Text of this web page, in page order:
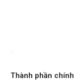
Thành phần chính